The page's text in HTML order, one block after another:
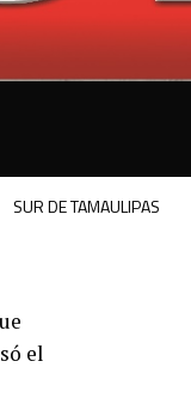
SUR DE TAMAULIPAS
el